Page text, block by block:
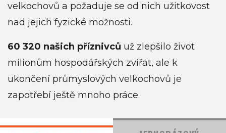
velkochovů a požaduje se od nich užitkovost
nad jejich fyzické možnosti.
60 320 našich příznivců už zlepšilo život
milionům hospodářských zvířat, ale k
ukončení průmyslových velkochovů je
zapotřebí ještě mnoho práce.